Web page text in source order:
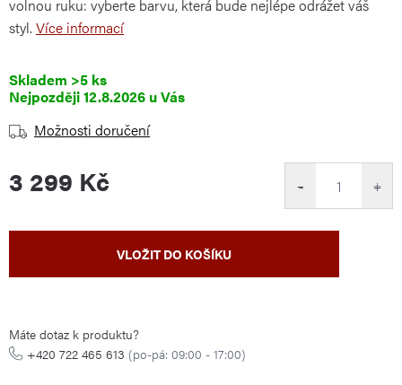
volnou ruku: vyberte barvu, která bude nejlépe odrážet váš
styl. Více informací
Skladem >5 ks
12.8.2026
Možnosti doručení
3 299 Kč +
−
VLOŽIT DO KOŠÍKU
Máte dotaz k produktu?
+420 722 465 613 (po-pá: 09:00 - 17:00)